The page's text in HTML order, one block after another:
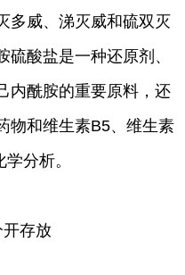
多威、涕灭威和硫双灭
酸盐是一种还原剂、
内酰胺的重要原料，还
物和维生素B5、维生素
分析。
存放